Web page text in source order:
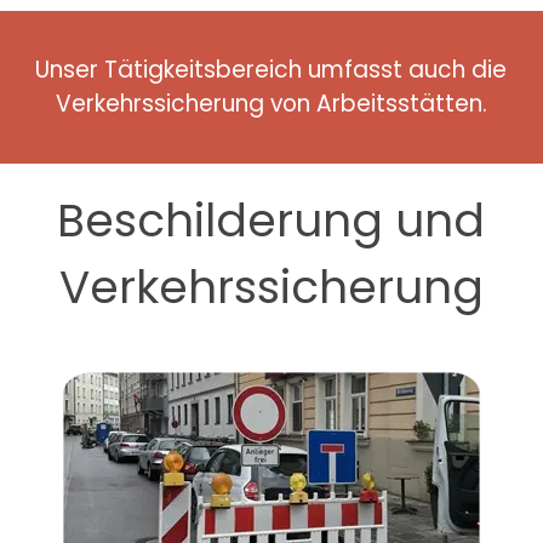
Unser Tätigkeitsbereich umfasst auch die
Verkehrssicherung von Arbeitsstätten.
Beschilderung und
Verkehrssicherung